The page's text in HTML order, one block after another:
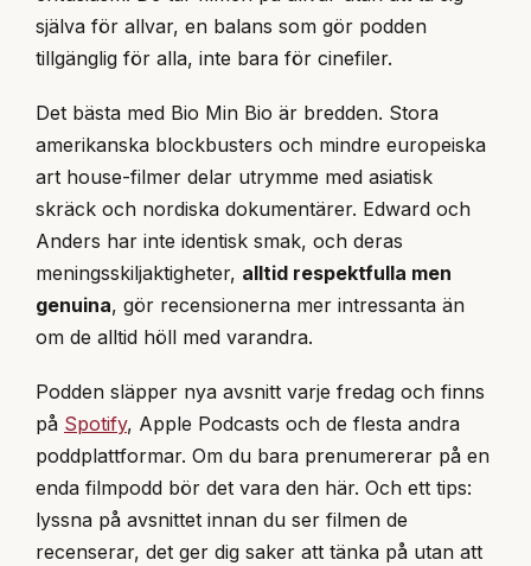
själva för allvar, en balans som gör podden
tillgänglig för alla, inte bara för cinefiler.
Det bästa med Bio Min Bio är bredden. Stora
amerikanska blockbusters och mindre europeiska
art house-filmer delar utrymme med asiatisk
skräck och nordiska dokumentärer. Edward och
Anders har inte identisk smak, och deras
meningsskiljaktigheter, alltid respektfulla men
genuina, gör recensionerna mer intressanta än
om de alltid höll med varandra.
Podden släpper nya avsnitt varje fredag och finns
på Spotify, Apple Podcasts och de flesta andra
poddplattformar. Om du bara prenumererar på en
enda filmpodd bör det vara den här. Och ett tips:
lyssna på avsnittet innan du ser filmen de
recenserar, det ger dig saker att tänka på utan att